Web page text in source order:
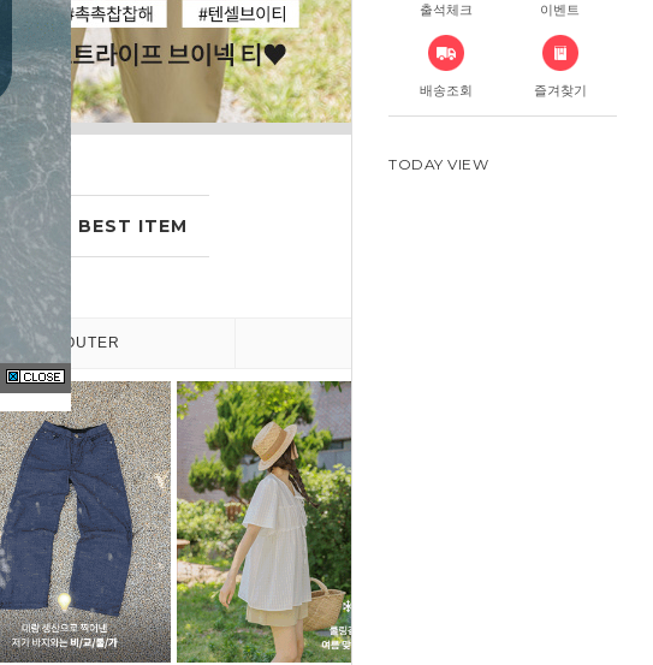
출석체크 이벤트
배송조회 즐겨찾기
TODAY VIEW
WEEKLY BEST ITEM
OUTER